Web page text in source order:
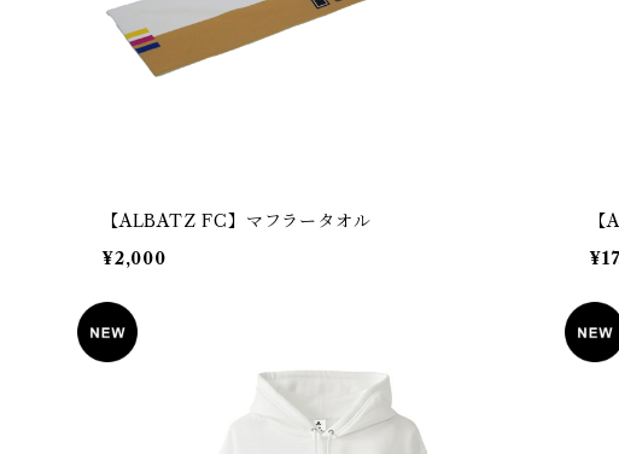
【ALBATZ FC】マフラータオル
¥2,000